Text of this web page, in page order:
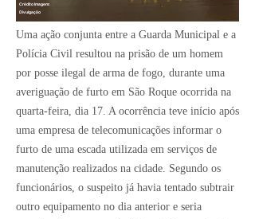
Divulgação
Crédito Imagem:
Uma ação conjunta entre a Guarda Municipal e a
Polícia Civil resultou na prisão de um homem
por posse ilegal de arma de fogo, durante uma
averiguação de furto em São Roque ocorrida na
quarta-feira, dia 17. A ocorrência teve início após
uma empresa de telecomunicações informar o
furto de uma escada utilizada em serviços de
manutenção realizados na cidade. Segundo os
funcionários, o suspeito já havia tentado subtrair
outro equipamento no dia anterior e seria